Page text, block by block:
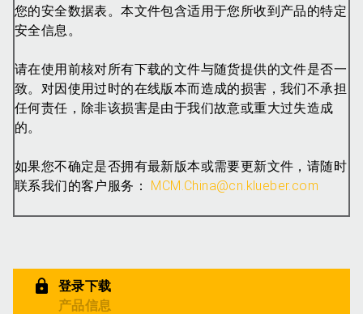
您的安全数据表。本文件包含适用于您所收到产品的特定
安全信息。
请在使用前核对所有下载的文件与随货提供的文件是否一
致。对因使用过时的在线版本而造成的损害，我们不承担
任何责任，除非该损害是由于我们故意或重大过失造成
的。
如果您不确定是否拥有最新版本或需要更新文件，请随时
联系我们的客户服务： MCM.China@cn.klueber.com
登录下载
产品信息